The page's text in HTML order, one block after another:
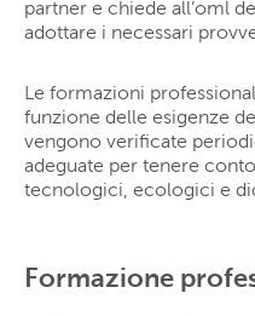
partner e chiede all’oml
adottare i necessari
Le formazioni
funzione delle esigenze
vengono verificate
adeguate per tenere
tecnologici, ecologici e
Formazione